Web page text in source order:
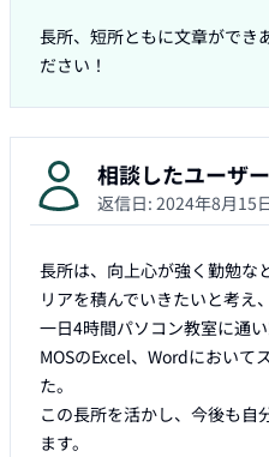
長所、短所ともに文章ができ
ださい！
相談したユーザー
返信日: 2024年8月15
長所は、向上心が強く勤勉な
リアを積んでいきたいと考え、
一日4時間パソコン教室に通
MOSのExcel、Wordにおいて
た。
この長所を活かし、今後も自
ます。